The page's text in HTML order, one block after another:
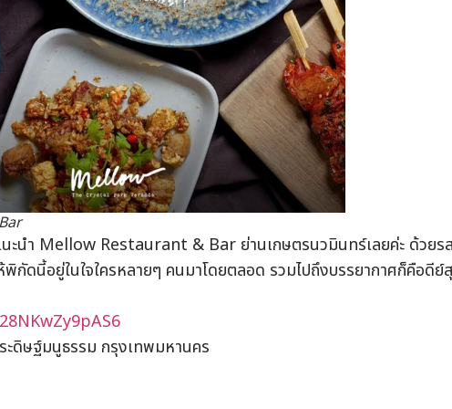
ะนำ Mellow Restaurant & Bar ย่านเกษตรนวมินทร์เลยค่ะ ด้วยร
กัดนี้อยู่ในใจใครหลายๆ คนมาโดยตลอด รวมไปถึงบรรยากาศก็คือดีย์
ดิษฐ์มนูธรรม กรุงเทพมหานคร